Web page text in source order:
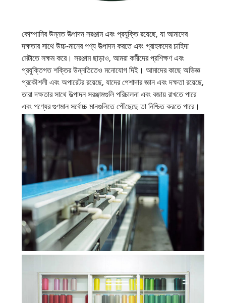
কোম্পানির উন্নত উত্পাদন সরঞ্জাম এবং প্রযুক্তি রয়েছে, যা আমাদের
দক্ষতার সাথে উচ্চ-মানের পণ্য উত্পাদন করতে এবং গ্রাহকদের চাহিদা
মেটাতে সক্ষম করে। সরঞ্জাম ছাড়াও, আমরা কর্মীদের প্রশিক্ষণ এবং
প্রযুক্তিগত শক্তির উন্নতিতেও মনোযোগ দিই। আমাদের কাছে অভিজ্ঞ
প্রকৌশলী এবং অপারেটর রয়েছে, যাদের পেশাদার জ্ঞান এবং দক্ষতা রয়েছে,
তারা দক্ষতার সাথে উত্পাদন সরঞ্জামগুলি পরিচালনা এবং বজায় রাখতে পারে
এবং পণ্যের গুণমান সর্বোচ্চ মানগুলিতে পৌঁছেছে তা নিশ্চিত করতে পারে।